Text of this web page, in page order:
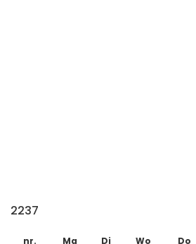
2237
nr. Ma Di Wo Do